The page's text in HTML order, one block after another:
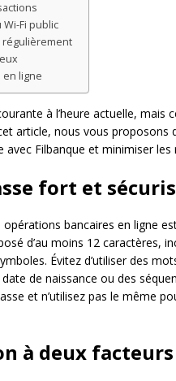
Fi public
régulièrement
en ligne
à l’heure actuelle, mais
article, nous vous proposons
Filbanque et minimiser les
fort et
bancaires en ligne
d’au moins 12 caractères,
Évitez d’utiliser des
de naissance ou des
et n’utilisez pas le même
à deux facteurs